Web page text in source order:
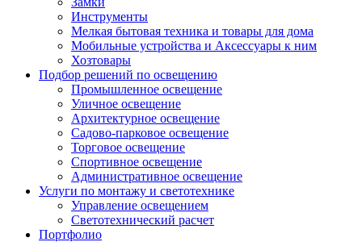
Инструменты
Мелкая бытовая техника и товары для дома
Мобильные устройства и Аксессуары к ним
Хозтовары
Подбор решений по освещению
Промышленное освещение
Уличное освещение
Архитектурное освещение
Садово-парковое освещение
Торговое освещение
Спортивное освещение
Административное освещение
Услуги по монтажу и светотехнике
Управление освещением
Светотехнический расчет
Портфолио